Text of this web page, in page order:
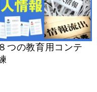
つの教育用コンテ